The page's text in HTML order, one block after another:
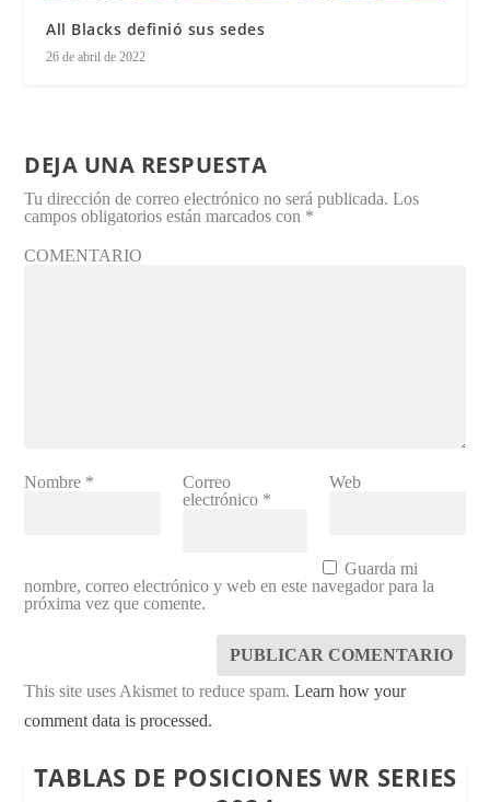
All Blacks definió sus sedes
26 de abril de 2022
DEJA UNA RESPUESTA
Tu dirección de correo electrónico no será publicada. Los
campos obligatorios están marcados con *
COMENTARIO
Nombre *
Correo
electrónico *
Web
Guarda mi
nombre, correo electrónico y web en este navegador para la
próxima vez que comente.
This site uses Akismet to reduce spam.Learn how your
comment data is processed.
TABLAS DE POSICIONES WR SERIES